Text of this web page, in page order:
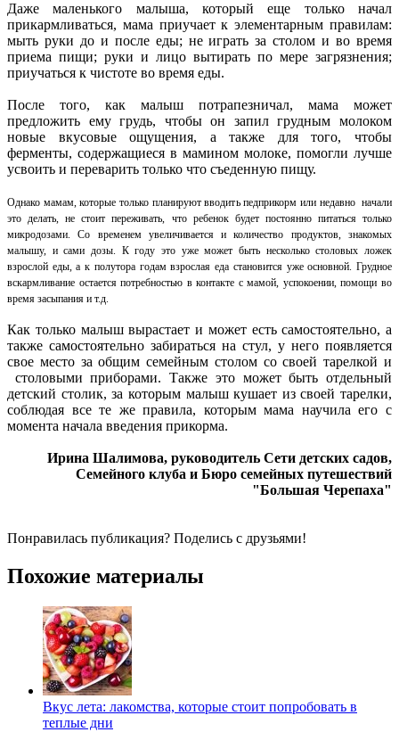
Даже маленького малыша, который еще только начал
прикармливаться, мама приучает к элементарным правилам:
мыть руки до и после еды; не играть за столом и во время
приема пищи; руки и лицо вытирать по мере загрязнения;
приучаться к чистоте во время еды.
После того, как малыш потрапезничал, мама может
предложить ему грудь, чтобы он запил грудным молоком
новые вкусовые ощущения, а также для того, чтобы
ферменты, содержащиеся в мамином молоке, помогли лучше
усвоить и переварить только что съеденную пищу.
Однако мамам, которые только планируют вводить педприкорм или недавно начали
это делать, не стоит переживать, что ребенок будет постоянно питаться только
микродозами. Со временем увеличивается и количество продуктов, знакомых
малышу, и сами дозы. К году это уже может быть несколько столовых ложек
взрослой еды, а к полутора годам взрослая еда становится уже основной. Грудное
вскармливание остается потребностью в контакте с мамой, успокоении, помощи во
время засыпания и т.д.
Как только малыш вырастает и может есть самостоятельно, а
также самостоятельно забираться на стул, у него появляется
свое место за общим семейным столом со своей тарелкой и
столовыми приборами. Также это может быть отдельный
детский столик, за которым малыш кушает из своей тарелки,
соблюдая все те же правила, которым мама научила его с
момента начала введения прикорма.
Ирина Шалимова, руководитель Сети детских садов,
Семейного клуба и Бюро семейных путешествий
"Большая Черепаха"
Понравилась публикация? Поделись с друзьями!
Похожие материалы
Вкус лета: лакомства, которые стоит попробовать в
теплые дни